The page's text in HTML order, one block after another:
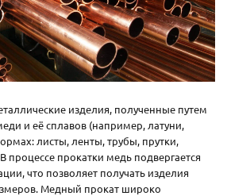
изделия, полученные путем
и её сплавов (например, латуни,
листы, ленты, трубы, прутки,
прокатки медь подвергается
что позволяет получать изделия
Медный прокат широко